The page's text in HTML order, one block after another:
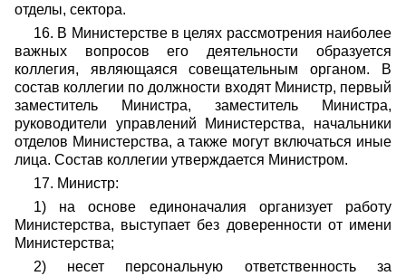
отделы, сектора.
16. В Министерстве в целях рассмотрения наиболее
важных вопросов его деятельности образуется
коллегия, являющаяся совещательным органом. В
состав коллегии по должности входят Министр, первый
заместитель Министра, заместитель Министра,
руководители управлений Министерства, начальники
отделов Министерства, а также могут включаться иные
лица. Состав коллегии утверждается Министром.
17. Министр:
1) на основе единоначалия организует работу
Министерства, выступает без доверенности от имени
Министерства;
2) несет персональную ответственность за